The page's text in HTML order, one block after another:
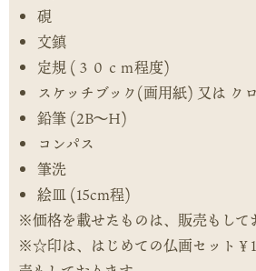
硯
文鎮
定規 (３０ｃｍ程度)
スケッチブック(画用紙) 又は ク
鉛筆 (2B～H)
コンパス
筆洗
絵皿 (15cm程)
※価格を載せたものは、販売もして
※☆印は、はじめての仏画セット￥